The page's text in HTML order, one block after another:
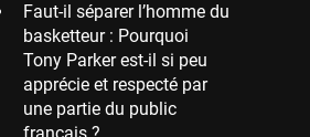
Chicago Bulls
41 sessions
Memphis Grizzlies
39 sessions
Faut-il séparer l’homme du
basketteur : Pourquoi
Tony Parker est-il si peu
apprécie et respecté par
une partie du public